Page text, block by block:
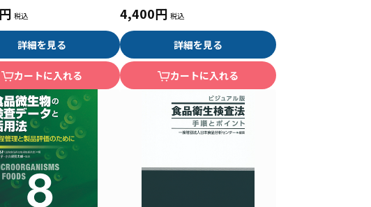
詳細を見る
カートに入れる
4,400円
詳細を見る
カートに入れる